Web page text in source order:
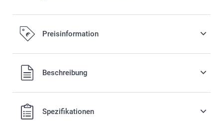
Preisinformation
Alle Preise verstehen sich in EURO (€) inkl. MwSt. und zzgl.
Versandkosten.Beschreibung
Spezifikationen